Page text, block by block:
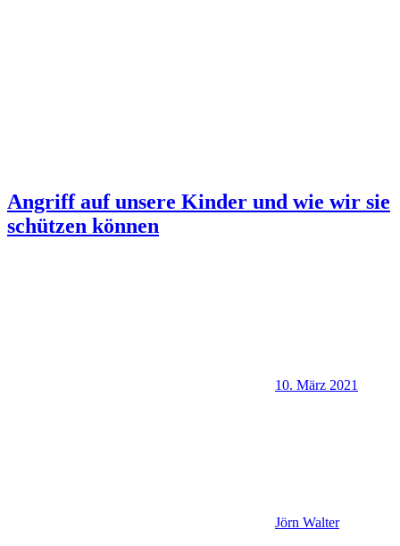
Angriff auf unsere Kinder und wie wir sie
schützen können
10. März 2021
Jörn Walter